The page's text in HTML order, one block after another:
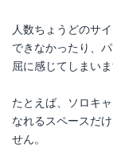
人数ちょうどのサ
できなかったり、
屈に感じてしまいま
たとえば、ソロキ
なれるスペースだ
せん。